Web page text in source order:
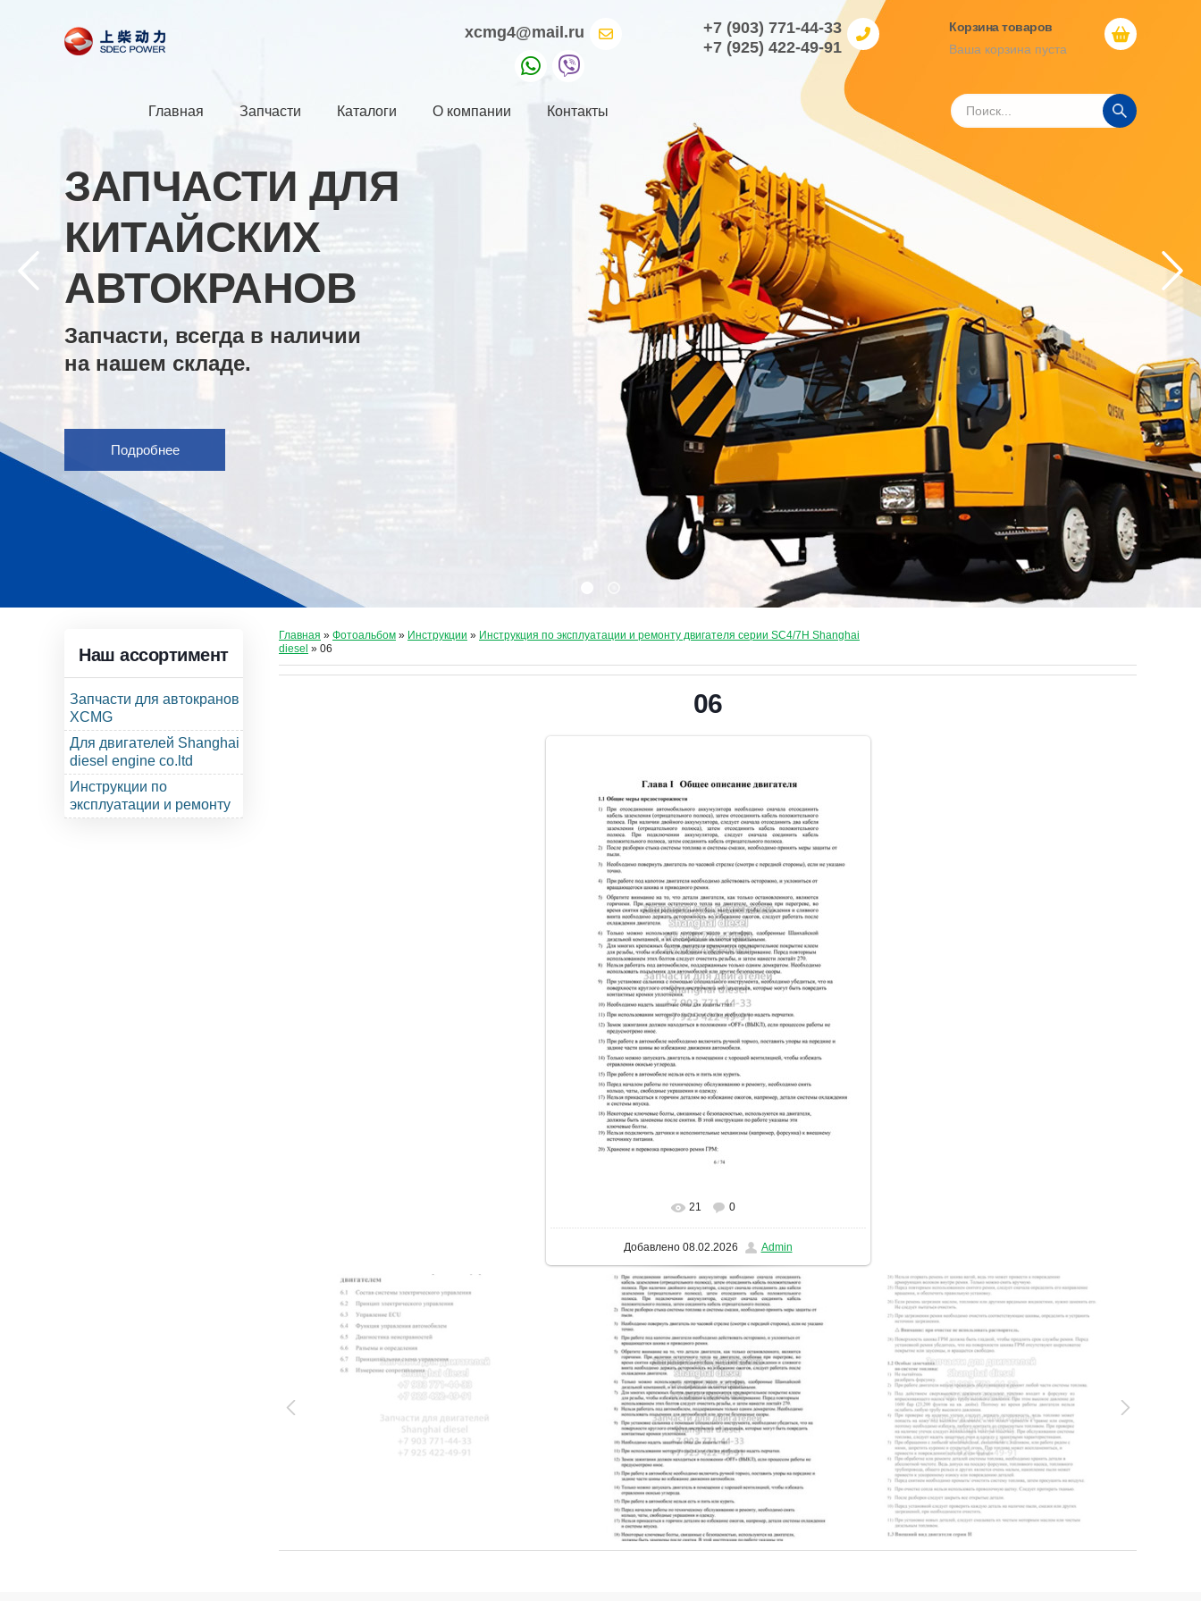
xcmg4@mail.ru
+7 (903) 771-44-33
+7 (925) 422-49-91
Корзина товаров
Ваша корзина пуста
Главная Запчасти Каталоги О компании Контакты
ЗАПЧАСТИ ДЛЯ
КИТАЙСКИХ
АВТОКРАНОВ
Запчасти, всегда в наличии
на нашем складе.
Подробнее
Наш ассортимент
Запчасти для автокранов
XCMG
Для двигателей Shanghai
diesel engine co.ltd
Инструкции по
эксплуатации и ремонту
Главная » Фотоальбом » Инструкции » Инструкция по эксплуатации и ремонту двигателя серии SC4/7H Shanghai
diesel » 06
06
В реальном размере 1131x1600
21 0
Добавлено08.02.2026 Admin